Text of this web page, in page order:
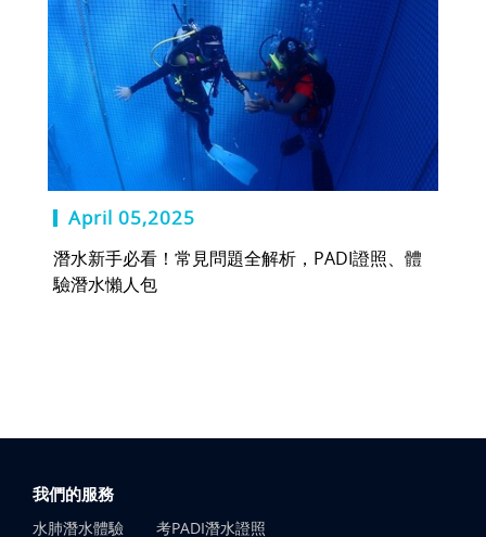
April 05,2025
潛水新手必看！常見問題全解析，PADI證照、體
驗潛水懶人包
我們的服務
水肺潛水體驗
考PADI潛水證照